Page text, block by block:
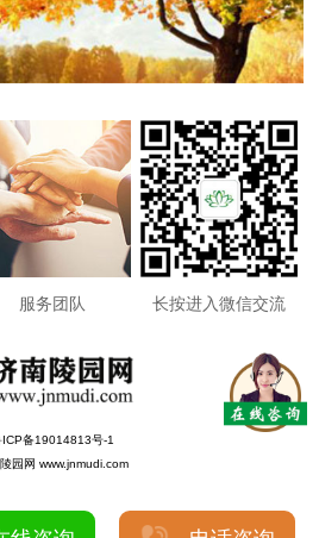
服务团队 长按进入微信交流
ICP备19014813号-1
园网 www.jnmudi.com